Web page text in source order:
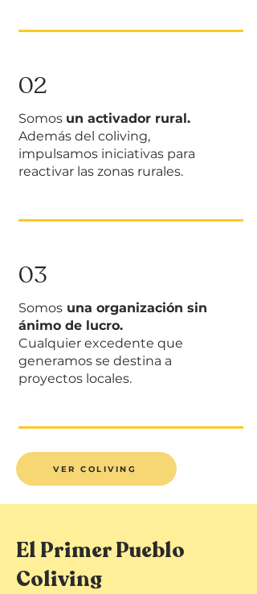
02
Somos un activador rural.
Además del coliving,
impulsamos iniciativas para
reactivar las zonas rurales.
03
Somosuna organización sin
ánimo de lucro.
Cualquier excedente que
generamos se destina a
proyectos locales.
VER COLIVING
El Primer Pueblo
Coliving